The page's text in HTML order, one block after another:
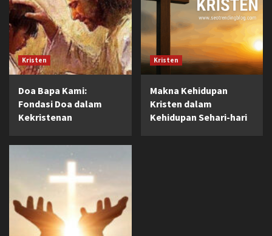
Kristen
Doa Bapa Kami:
Fondasi Doa dalam
Kekristenan
Kristen
Makna Kehidupan
Kristen dalam
Kehidupan Sehari-hari